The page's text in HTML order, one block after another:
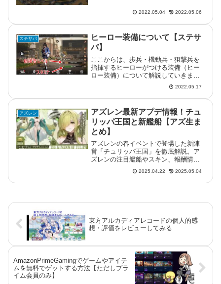
ミッションをこなして卵をゲットし
と戦...
2022.05.04 2022.05.06
ステサバ
ヒーロー装備について【ステサ
バ】
ここからは、歩兵・機動兵・狙撃兵を
指揮するヒーローがつける装備（ヒー
ロー装備）について解説していきま
す。装備は他にも指揮官がつける指揮
官装備などがあります。装備の重要性
（戦力は装備でも大きく上がる）基地
レベルが上がると、歩兵・機動兵・狙
撃兵...
2022.05.17
アズレン
アズレン最新アプデ情報！チュ
リッパ王国と新艦船【アズ生ま
とめ】
アズレンの春イベントで登場した新陣
営「チュリッパ王国」を徹底解説。ア
ズレンの注目艦船やスキン、報酬情報
まで網羅しています。2025.04.22 2025.05.04
東方アルカディアレコードの個人的感
想・評価をレビューしてみる
AmazonPrimeGamingでゲームやアイテ
ムを無料でゲットする方法【ただしプラ
イム会員のみ】